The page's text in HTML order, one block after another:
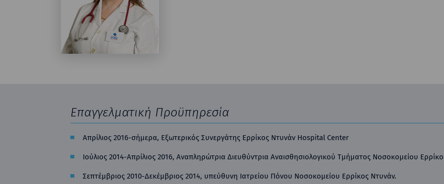
Επαγγελματική Προϋπηρεσία
Απρίλιος 2016-σήμερα, Εξωτερικός Συνεργάτης Ερρίκος Ντυνάν Hospital Center
Ιούλιος 2014-Απρίλιος 2016, Αναπληρώτρια Διευθύντρια Αναισθησιολογικού Τμήματος Νοσοκομείου
Σεπτέμβριος 2010-Δεκέμβριος 2014, υπεύθυνη Ιατρείου Πόνου Νοσοκομείου Ερρίκος Ντυνάν.